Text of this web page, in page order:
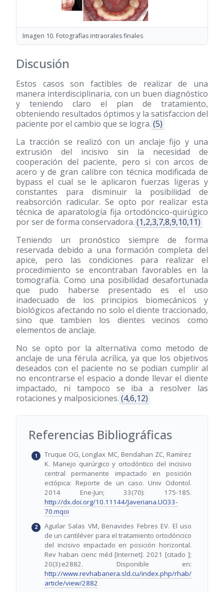
Imagen 10. Fotografías intraorales finales
Discusión
Estos casos son factibles de realizar de una
manera interdisciplinaria, con un buen diagnóstico
y teniendo claro el plan de tratamiento,
obteniendo resultados óptimos y la satisfaccion del
paciente por el cambio que se logra. (5)
La tracción se realizó con un anclaje fijo y una
extrusión del incisivo sin la necesidad de
cooperación del paciente, pero si con arcos de
acero y de gran calibre con técnica modificada de
bypass el cual se le aplicaron fuerzas ligeras y
constantes para disminuir la posibilidad de
reabsorción radicular. Se opto por realizar esta
técnica de aparatología fija ortodóncico-quirúgico
por ser de forma conservadora. (1,2,3,7,8,9,10,11)
Teniendo un pronóstico siempre de forma
reservada debido a una formación completa del
apice, pero las condiciones para realizar el
procedimiento se encontraban favorables en la
tomografía. Como una posibilidad desafortunada
que pudo haberse presentado es el uso
inadecuado de los principios biomecánicos y
biológicos afectando no solo el diente traccionado,
sino que tambien los dientes vecinos como
elementos de anclaje.
No se opto por la alternativa como metodo de
anclaje de una férula acrílica, ya que los objetivos
deseados con el paciente no se podian cumplir al
no encontrarse el espacio a donde llevar el diente
impactado, ni tampoco se iba a resolver las
rotaciones y malposiciones. (4,6,12)
Referencias Bibliográficas
Truque OG, Longlax MC, Bendahan ZC, Ramírez
K. Manejo quirúrgico y ortodóntico del incisivo
central permanente impactado en posición
ectópica: Reporte de un caso. Univ Odontol.
2014 Ene-Jun; 33(70): 175-185.
http://dx.doi.org/10.11144/Javeriana.UO33-
70.mqoi
Aguilar Salas VM, Benavides Febres EV. El uso
de un cantiléver para el tratamiento ortodóncico
del incisivo impactado en posición horizontal.
Rev haban cienc méd [Internet]. 2021 [citado ];
20(3):e2882. Disponible en:
http://www.revhabanera.sld.cu/index.php/rhab/
article/view/2882